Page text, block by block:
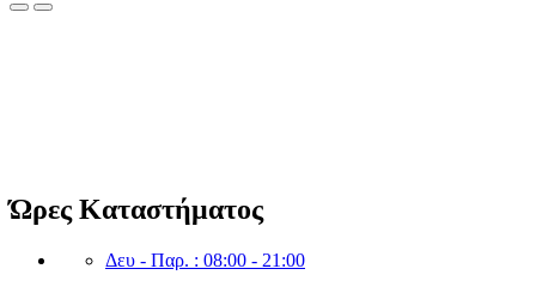
Ώρες Καταστήματος
Δευ - Παρ. : 08:00 - 21:00